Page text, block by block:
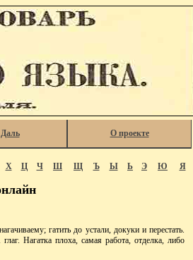
О проекте
Х Ц Ч Ш Щ Ъ Ы Ь Э Ю Я
гатить до устали, докуки и перестать.
Нагатка плоха, самая работа, отделка, либо